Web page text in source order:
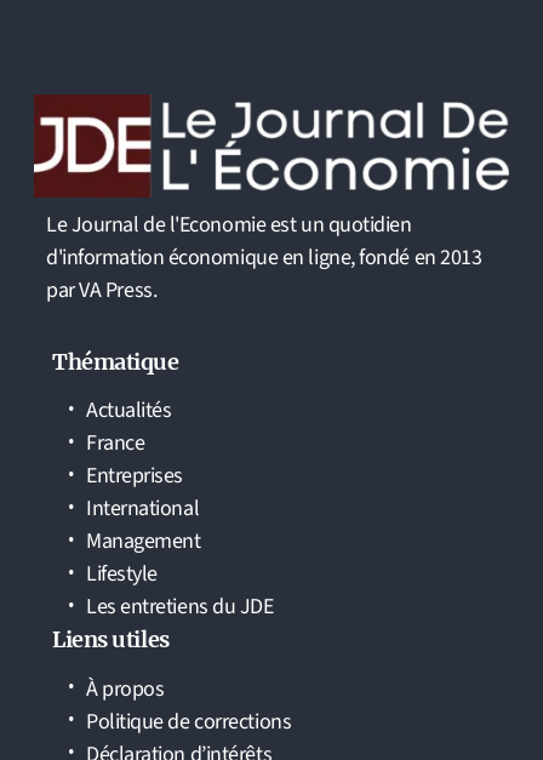
Le Journal de l'Economie est un quotidien
d'information économique en ligne, fondé en 2013
par VA Press.
Thématique
Actualités
France
Entreprises
International
Management
Lifestyle
Les entretiens du JDE
Liens utiles
À propos
Politique de corrections